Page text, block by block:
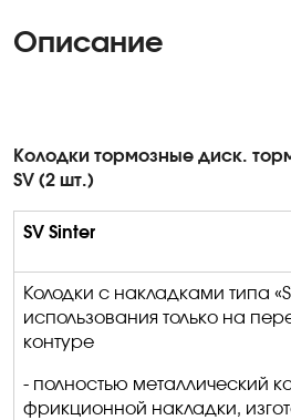
Описание
Колодки тормозные диск. т
SV (2 шт.)
SV Sinter
Колодки с накладками типа «
использования только на
контуре
- полностью металлический
фрикционной накладки,